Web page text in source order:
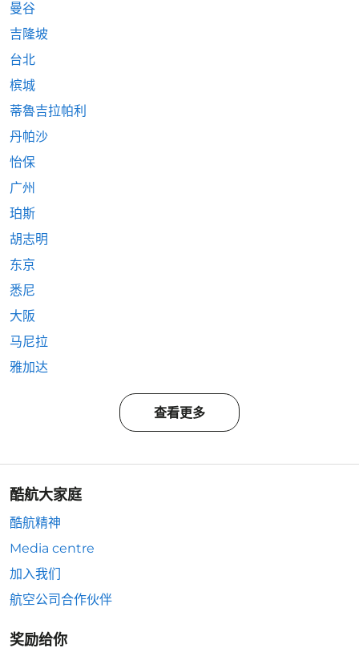
曼谷
吉隆坡
台北
槟城
蒂魯吉拉帕利
丹帕沙
怡保
广州
珀斯
胡志明
东京
悉尼
大阪
马尼拉
雅加达
查看更多
酷航大家庭
酷航精神
Media centre
加入我们
航空公司合作伙伴
奖励给你